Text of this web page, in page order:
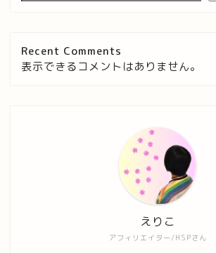
Recent Comments
表示できるコメントはありません。
アフィリエイター/HSPさん
えりこ